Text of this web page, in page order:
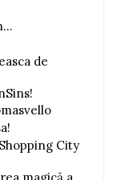
de
City
magică a